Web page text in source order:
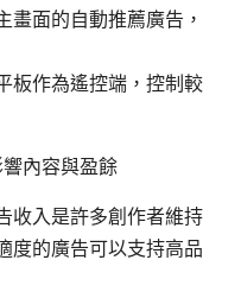
畫面的自動推薦廣告，
板作為遙控端，控制較
內容與盈餘
收入是許多創作者維持
度的廣告可以支持高品